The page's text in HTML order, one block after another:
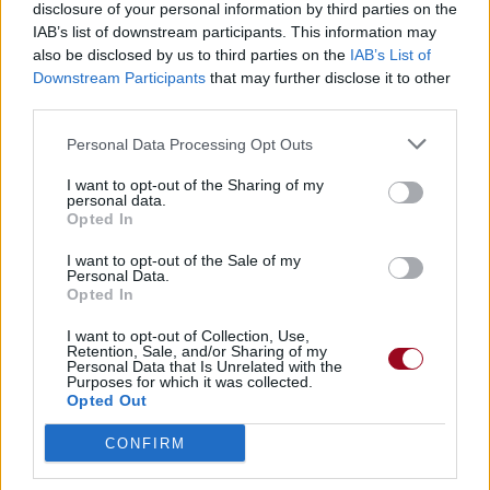
disclosure of your personal information by third parties on the
IAB’s list of downstream participants. This information may
also be disclosed by us to third parties on the IAB’s List of
Downstream Participants that may further disclose it to other
Personal Data Processing Opt Outs
I want to opt-out of the Sharing of my
personal data.
Opted In
I want to opt-out of the Sale of my
Personal Data.
Opted In
I want to opt-out of Collection, Use,
Retention, Sale, and/or Sharing of my
Personal Data that Is Unrelated with the
Purposes for which it was collected.
Opted Out
CONFIRM